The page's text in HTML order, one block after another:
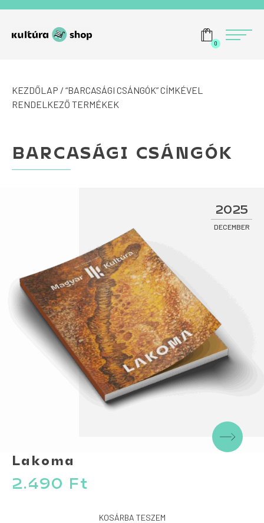
Menü
0
KEZDŐLAP / “BARCASÁGI CSÁNGÓK” CÍMKÉVEL
RENDELKEZŐ TERMÉKEK
BARCASÁGI CSÁNGÓK
2025
DECEMBER
Lakoma
2.490 Ft
KOSÁRBA TESZEM